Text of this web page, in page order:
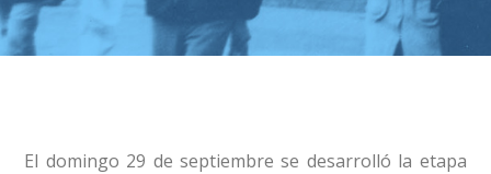
El domingo 29 de septiembre se desarrolló la etapa